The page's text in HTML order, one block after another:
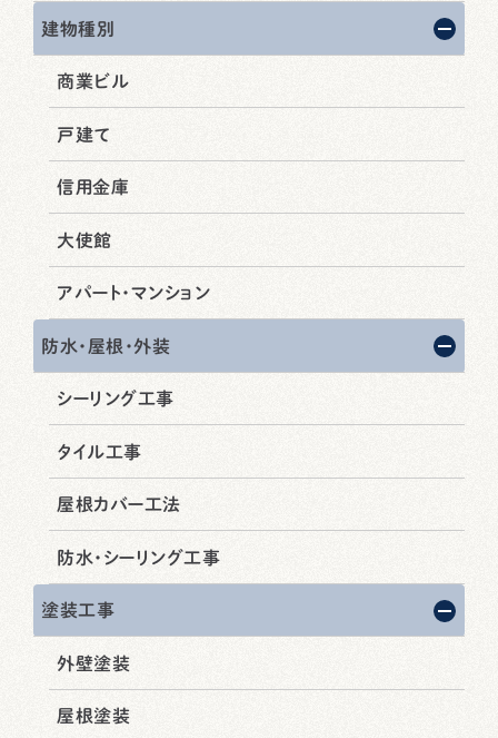
建物種別
商業ビル
戸建て
信用金庫
大使館
アパート・マンション
防水・屋根・外装
シーリング工事
タイル工事
屋根カバー工法
防水・シーリング工事
塗装工事
外壁塗装
屋根塗装